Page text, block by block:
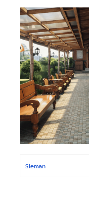
Sleman